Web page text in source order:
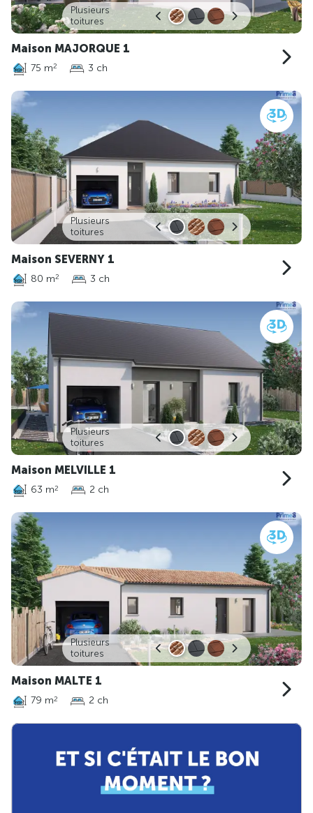
Maison MAJORQUE 1
75 m2 3 ch
Plusieurs
toitures
Maison SEVERNY 1
80 m2 3 ch
Plusieurs
toitures
Maison MELVILLE 1
63 m2 2 ch
Plusieurs
toitures
Maison MALTE 1
79 m2 2 ch
Plusieurs
toitures